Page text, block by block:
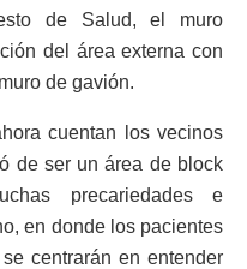
de Salud, el muro
del área externa con
de gavión.
cuentan los vecinos
de ser un área de block
precariedades e
en donde los pacientes
centrarán en entender